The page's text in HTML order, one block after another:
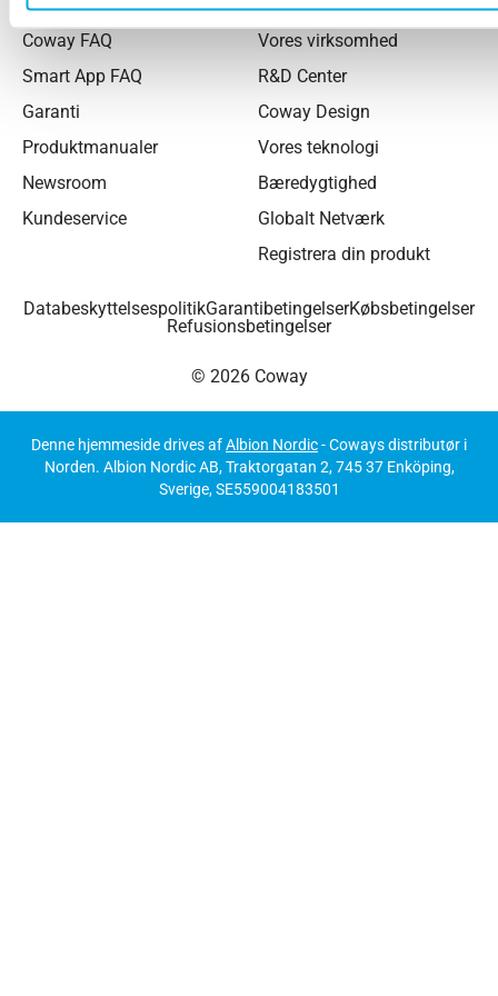
Generell FAQ
Coway FAQ
Smart App FAQ
Garanti
Produktmanualer
Newsroom
Kundeservice
Om os
Vores virksomhed
R&D Center
Coway Design
Vores teknologi
Bæredygtighed
Globalt Netværk
Registrera din produkt
© 2026 Coway
DatabeskyttelsespolitikGarantibetingelserKøbsbetingelser
Refusionsbetingelser
Denne hjemmeside drives afAlbion Nordic- Coways distributør i
Norden. Albion Nordic AB, Traktorgatan 2, 745 37 Enköping,
Sverige, SE559004183501